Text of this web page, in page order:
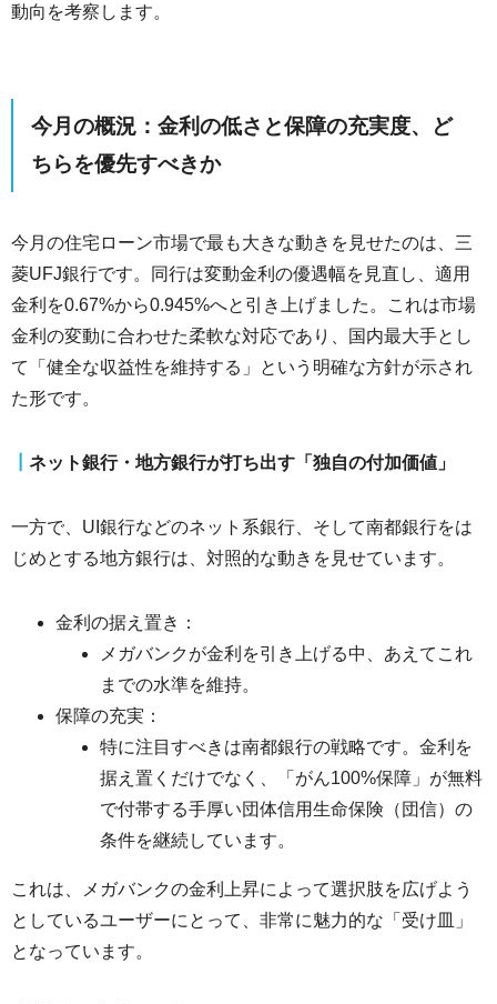
動向を考察します。
今月の概況：金利の低さと保障の充実度、ど
ちらを優先すべきか
今月の住宅ローン市場で最も大きな動きを見せたのは、三
菱UFJ銀行です。同行は変動金利の優遇幅を見直し、適用
金利を0.67%から0.945%へと引き上げました。これは市場
金利の変動に合わせた柔軟な対応であり、国内最大手とし
て「健全な収益性を維持する」という明確な方針が示され
た形です。
ネット銀行・地方銀行が打ち出す「独自の付加価値」
一方で、UI銀行などのネット系銀行、そして南都銀行をは
じめとする地方銀行は、対照的な動きを見せています。
金利の据え置き：
メガバンクが金利を引き上げる中、あえてこれ
までの水準を維持。
保障の充実：
特に注目すべきは南都銀行の戦略です。金利を
据え置くだけでなく、「がん100%保障」が無料
で付帯する手厚い団体信用生命保険（団信）の
条件を継続しています。
これは、メガバンクの金利上昇によって選択肢を広げよう
としているユーザーにとって、非常に魅力的な「受け皿」
となっています。